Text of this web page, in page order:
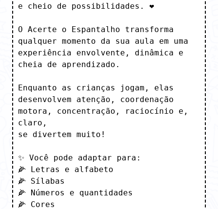
e cheio de possibilidades. ❤️
O Acerte o Espantalho transforma
qualquer momento da sua aula em uma
experiência envolvente, dinâmica e
cheia de aprendizado.
Enquanto as crianças jogam, elas
desenvolvem atenção, coordenação
motora, concentração, raciocínio e,
claro,
se divertem muito!
✨ Você pode adaptar para:
🌽 Letras e alfabeto
🌽 Sílabas
🌽 Números e quantidades
🌽 Cores